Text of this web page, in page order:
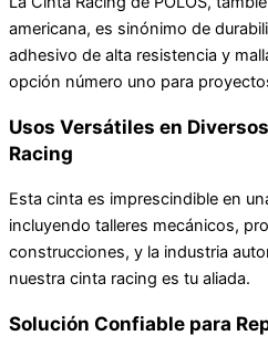
americana, es sinónimo de
adhesivo de alta resistencia y
opción número uno para
Usos Versátiles en
Racing
Esta cinta es imprescindible en
incluyendo talleres mecánicos,
construcciones, y la industria
nuestra cinta racing es tu aliada.
Solución Confiable para